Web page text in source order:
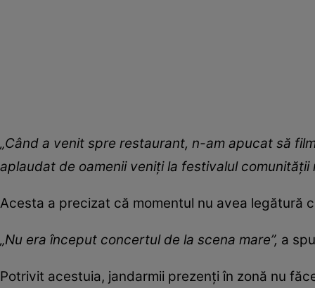
„Când a venit spre restaurant, n-am apucat să
aplaudat de oamenii veniți la festivalul comunității
Acesta a precizat că momentul nu avea legătură
„Nu era început concertul de la scena mare”, a
Potrivit acestuia, jandarmii prezenți în zonă nu